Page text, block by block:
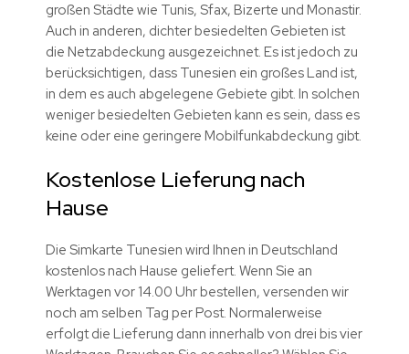
großen Städte wie Tunis, Sfax, Bizerte und Monastir.
Auch in anderen, dichter besiedelten Gebieten ist
die Netzabdeckung ausgezeichnet. Es ist jedoch zu
berücksichtigen, dass Tunesien ein großes Land ist,
in dem es auch abgelegene Gebiete gibt. In solchen
weniger besiedelten Gebieten kann es sein, dass es
keine oder eine geringere Mobilfunkabdeckung gibt.
Kostenlose Lieferung nach
Hause
Die Simkarte Tunesien wird Ihnen in Deutschland
kostenlos nach Hause geliefert. Wenn Sie an
Werktagen vor 14.00 Uhr bestellen, versenden wir
noch am selben Tag per Post. Normalerweise
erfolgt die Lieferung dann innerhalb von drei bis vier